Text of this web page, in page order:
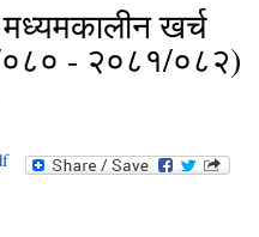
खर्च
- २०८१/०८२)